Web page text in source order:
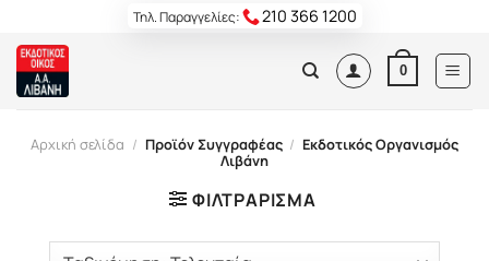
content
Τηλ. Παραγγελίες: 210 366 1200
0
Αρχική σελίδα / Προϊόν Συγγραφέας / Εκδοτικός Οργανισμός
Λιβάνη
ΦΙΛΤΡΆΡΙΣΜΑ